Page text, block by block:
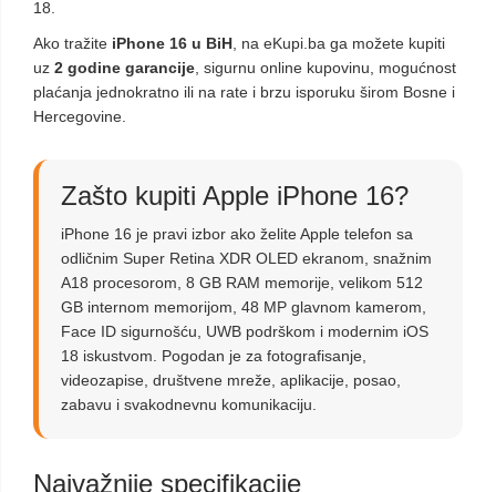
18.
Ako tražite iPhone 16 u BiH , na eKupi.ba ga možete kupiti
uz 2 godine garancije , sigurnu online kupovinu, mogućnost
plaćanja jednokratno ili na rate i brzu isporuku širom Bosne i
Hercegovine.
Zašto kupiti Apple iPhone 16?
iPhone 16 je pravi izbor ako želite Apple telefon sa
odličnim Super Retina XDR OLED ekranom, snažnim
A18 procesorom, 8 GB RAM memorije, velikom 512
GB internom memorijom, 48 MP glavnom kamerom,
Face ID sigurnošću, UWB podrškom i modernim iOS
18 iskustvom. Pogodan je za fotografisanje,
videozapise, društvene mreže, aplikacije, posao,
zabavu i svakodnevnu komunikaciju.
Najvažnije specifikacije